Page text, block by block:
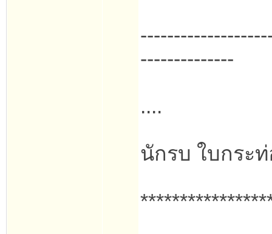
--------------
....
นักรบ ใบกระ